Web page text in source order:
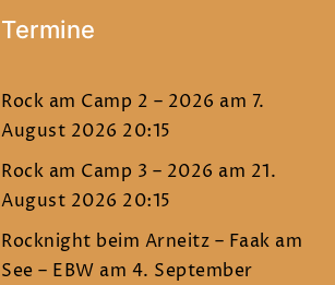
Termine
Rock am Camp 2 – 2026 am 7.
August 2026 20:15
Rock am Camp 3 – 2026 am 21.
August 2026 20:15
Rocknight beim Arneitz – Faak am
See – EBW am 4. September